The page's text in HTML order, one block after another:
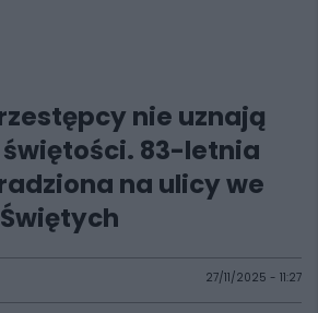
nie uznają
83-letnia
na ulicy we
27/11/2025 - 11:27